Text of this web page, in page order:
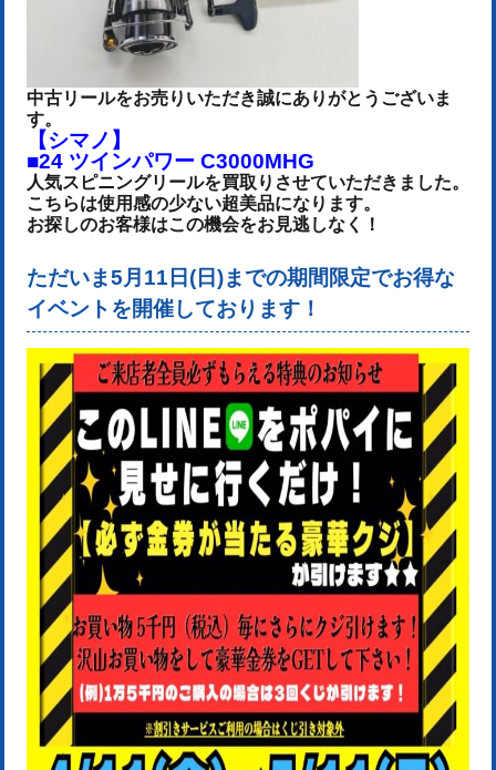
中古リールをお売りいただき誠にありがとうございま
す。
【シマノ】
■24 ツインパワー C3000MHG
人気スピニングリールを買取りさせていただきました。
こちらは使用感の少ない超美品になります。
お探しのお客様はこの機会をお見逃しなく！
ただいま5月11日(日)までの期間限定でお得な
イベントを開催しております！